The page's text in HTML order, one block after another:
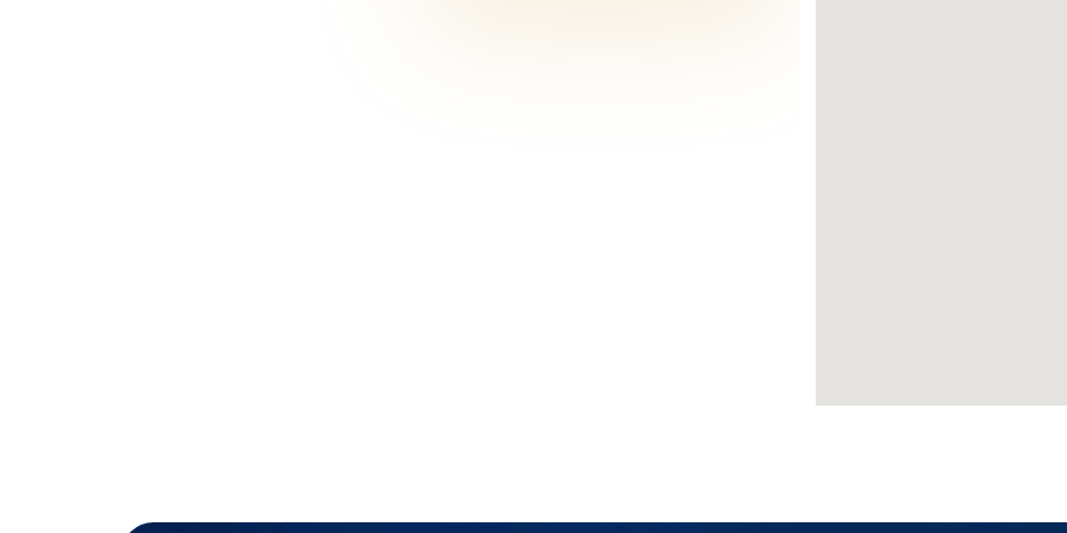
يحيط حي بهجة شهير العديد من المنتزهات ، التي من أهمها منتزه بركة بهجة شهير (Bahçeşehir Göleti) الذي تبلغ